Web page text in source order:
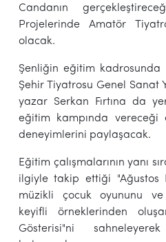
Candanın
Projelerinde Amatör
olacak.
Şenliğin eğitim kadrosunda
Şehir Tiyatrosu Genel Sanat
yazar Serkan Fırtına da
eğitim kampında vereceği
deneyimlerini paylaşacak.
Eğitim çalışmalarının yanı
ilgiyle takip ettiği "Ağustos
müzikli çocuk oyununu
keyifli örneklerinden
Gösterisi"ni